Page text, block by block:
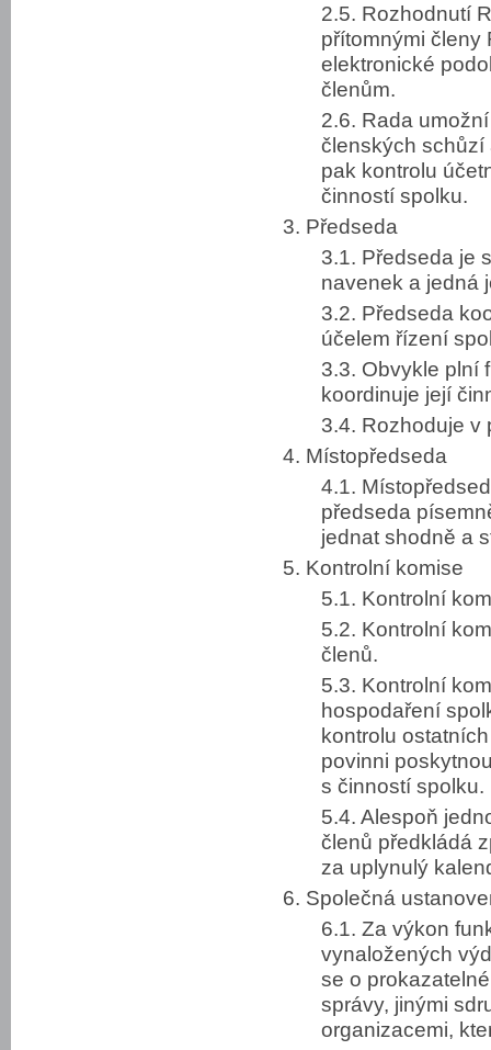
2.5. Rozhodnutí
přítomnými členy
elektronické
členům.
2.6. Rada
členských schůzí
pak kontrolu
činností spolku.
3. Předseda
3.1. Předseda je
navenek a jedná
3.2. Předseda
účelem řízení
3.3. Obvykle plní
koordinuje její
3.4. Rozhoduje v
4. Místopředseda
4.1.
předseda
jednat shodně a
5. Kontrolní komise
5.1. Kontrolní
5.2. Kontrolní
členů.
5.3. Kontrolní
hospodaření
kontrolu
povinni
s činností spolku.
5.4. Alespoň
členů předkládá
za uplynulý
6. Společná
6.1. Za výkon
vynaložených
se o
správy, jinými
organizacemi,